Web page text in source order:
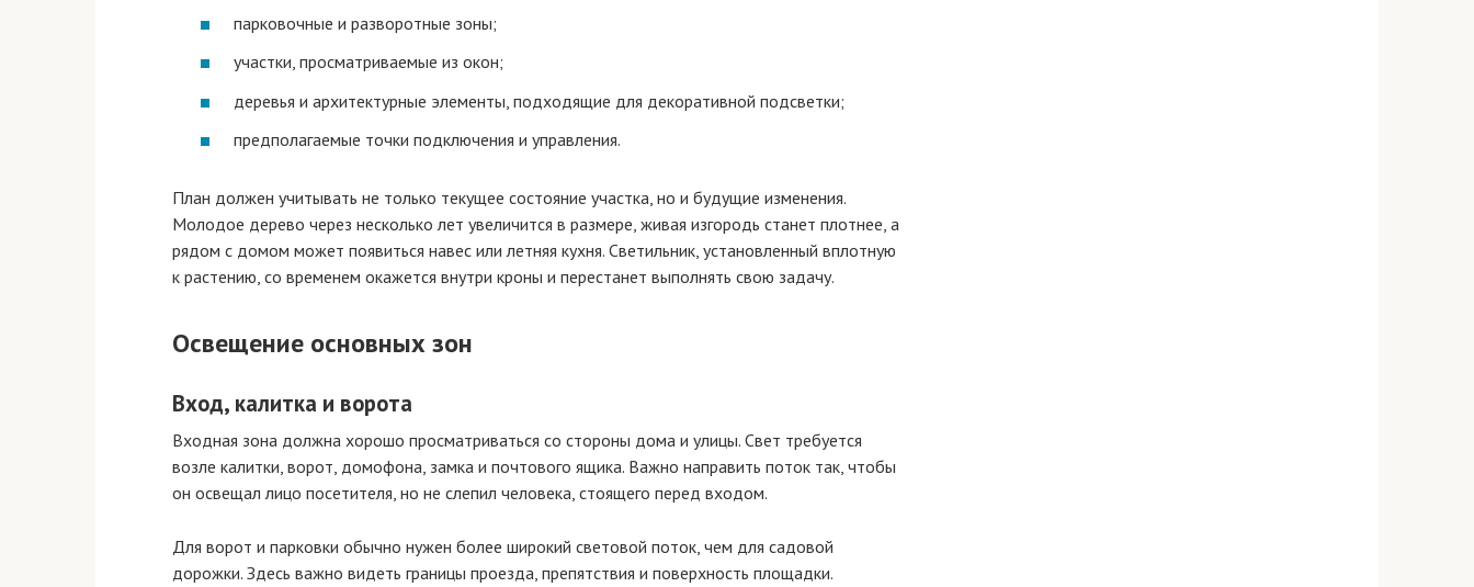
парковочные и разворотные зоны;
участки, просматриваемые из окон;
деревья и архитектурные элементы, подходящие для декоративной подсветки;
предполагаемые точки подключения и управления.
План должен учитывать не только текущее состояние участка, но и будущие изменения.
Молодое дерево через несколько лет увеличится в размере, живая изгородь станет плотнее, а
рядом с домом может появиться навес или летняя кухня. Светильник, установленный вплотную
к растению, со временем окажется внутри кроны и перестанет выполнять свою задачу.
Освещение основных зон
Вход, калитка и ворота
Входная зона должна хорошо просматриваться со стороны дома и улицы. Свет требуется
возле калитки, ворот, домофона, замка и почтового ящика. Важно направить поток так, чтобы
он освещал лицо посетителя, но не слепил человека, стоящего перед входом.
Для ворот и парковки обычно нужен более широкий световой поток, чем для садовой
дорожки. Здесь важно видеть границы проезда, препятствия и поверхность площадки.